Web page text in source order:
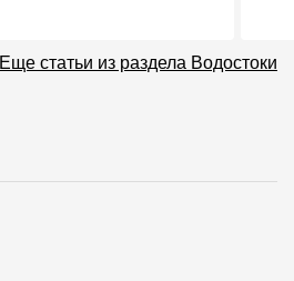
Еще статьи из раздела Водостоки